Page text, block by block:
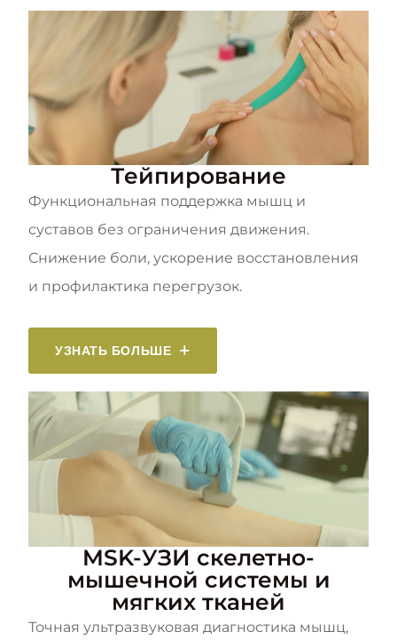
Тейпирование
Функциональная поддержка мышц и
суставов без ограничения движения.
Снижение боли, ускорение восстановления
и профилактика перегрузок.
УЗНАТЬ БОЛЬШЕ
MSK-УЗИ скелетно-
мышечной системы и
мягких тканей
Точная ультразвуковая диагностика мышц,